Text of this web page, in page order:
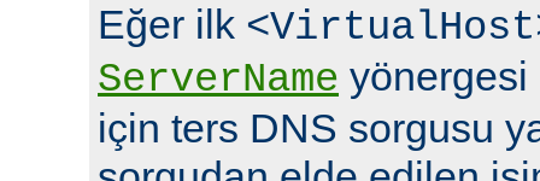
Eğer ilk
ServerName yönergesi
için ters DNS sorgusu